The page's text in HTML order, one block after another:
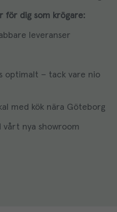
för dig som krögare:
leveranser
optimalt – tack vare nio
med kök nära Göteborg
vårt nya showroom